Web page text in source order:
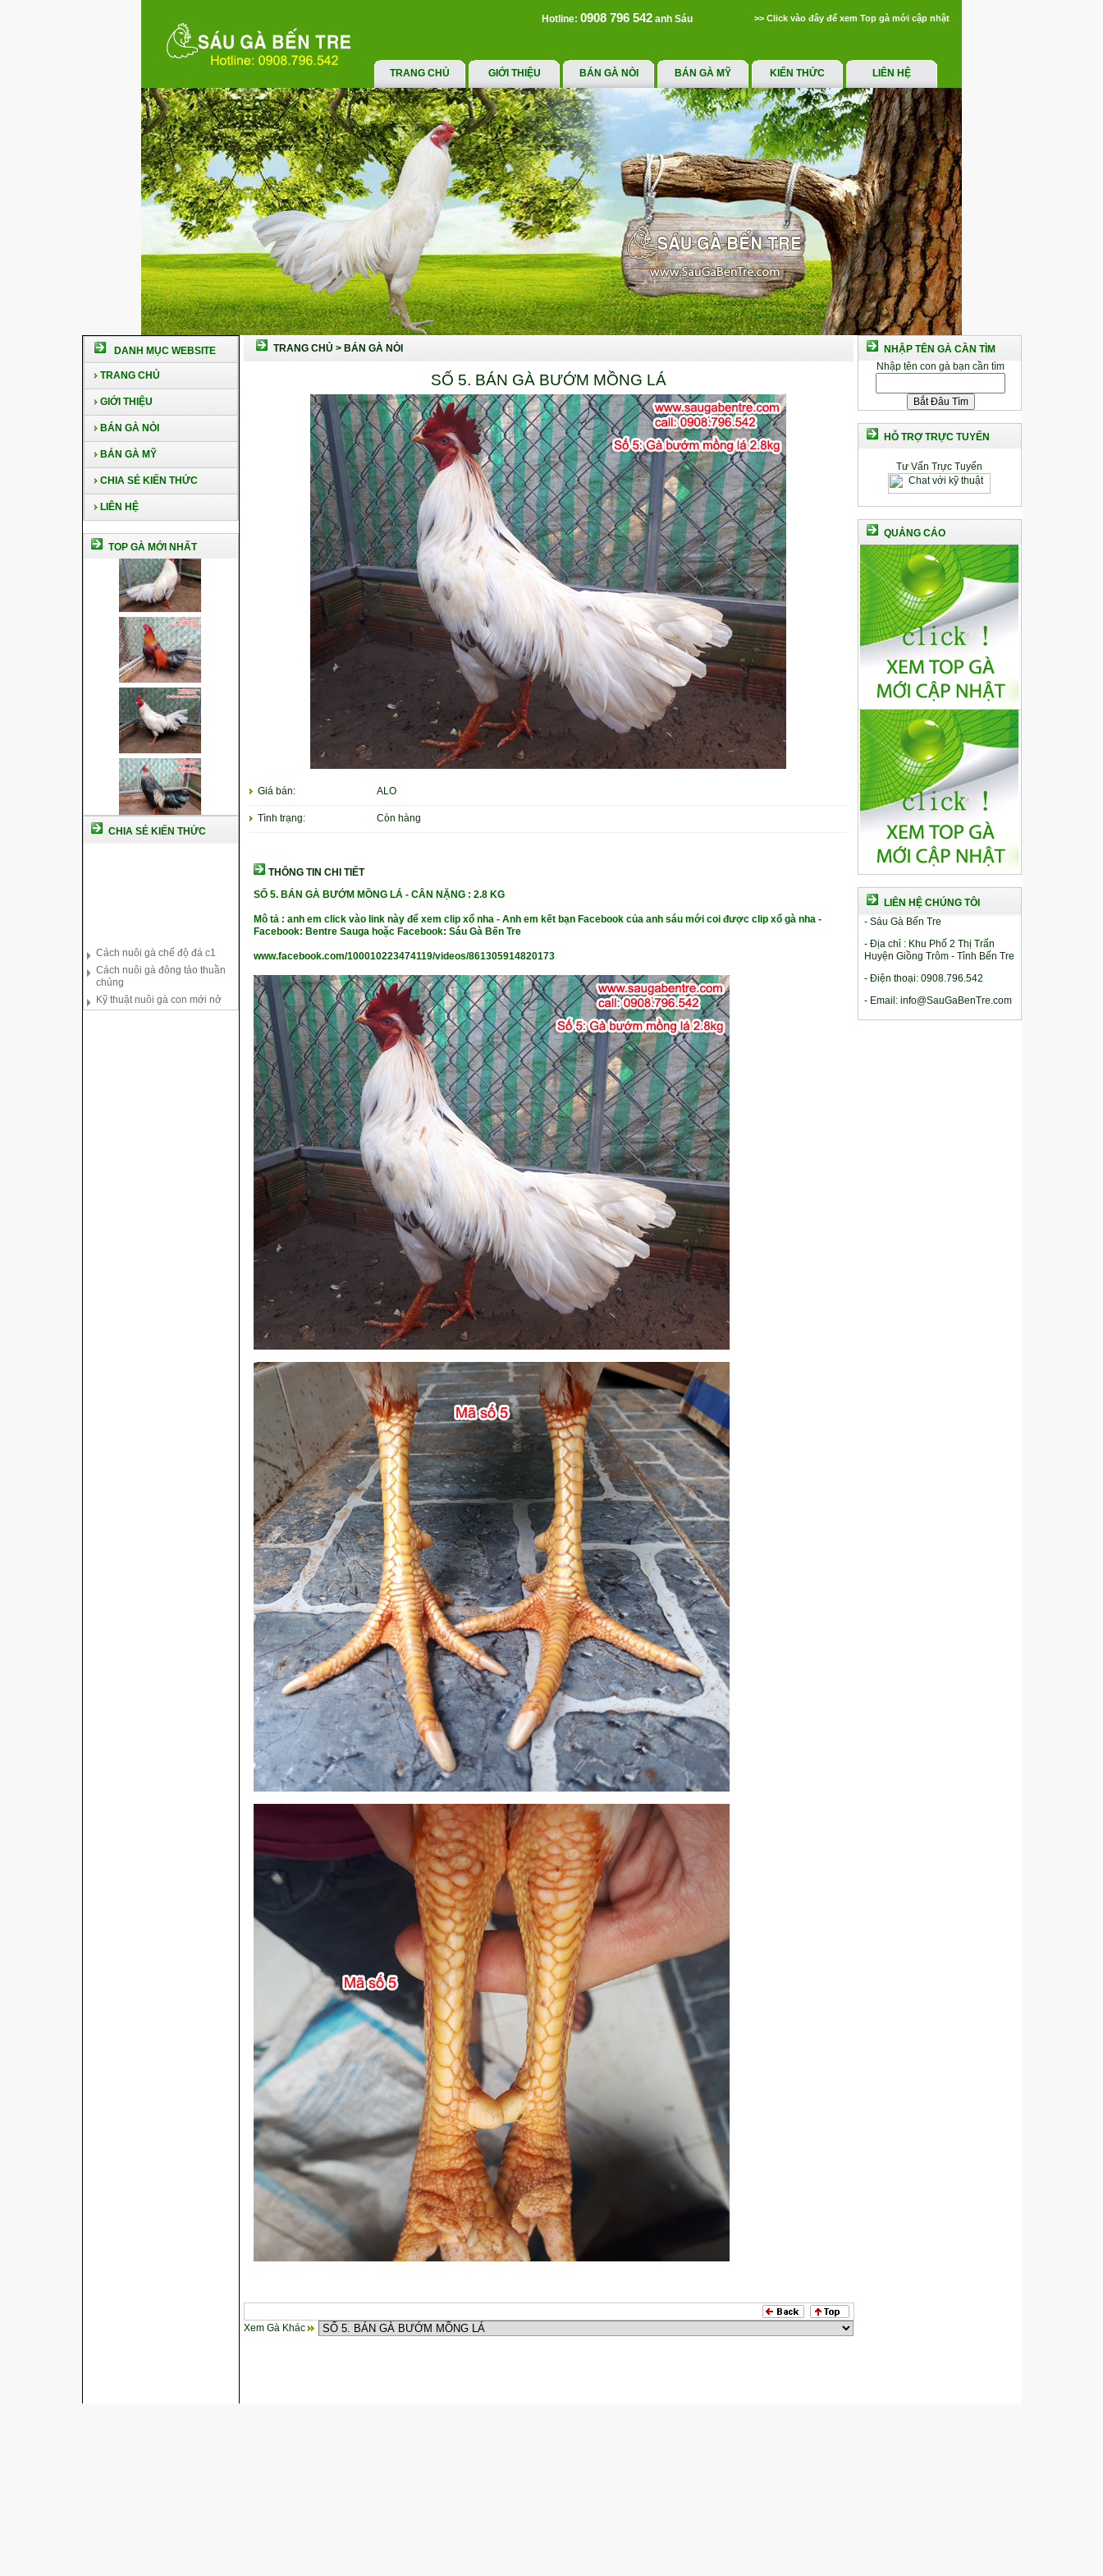
Hotline: 0908 796 542 anh Sáu >> Click vào đây để xem Top gà mới cập nhật
TRANG CHỦ GIỚI THIỆU BÁN GÀ NÒI BÁN GÀ MỸ KIẾN THỨC LIÊN HỆ
DANH MỤC WEBSITE
TRANG CHỦ
GIỚI THIỆU
BÁN GÀ NÒI
BÁN GÀ MỸ
CHIA SẺ KIẾN THỨC
LIÊN HỆ
TOP GÀ MỚI NHẤT
CHIA SẺ KIẾN THỨC
chủng
Kỹ thuật nuôi gà con mới nở
Hướng dẫn nuôi gà đá
Tại sao bạn cần biết cách nuôi
gà chọi ?
TRANG CHỦ > BÁN GÀ NÒI
SỐ 5. BÁN GÀ BƯỚM MỒNG LÁ
Giá bán: ALO
Tình trạng: Còn hàng
THÔNG TIN CHI TIẾT
SỐ 5. BÁN GÀ BƯỚM MỒNG LÁ - CÂN NẶNG : 2.8 KG
Mô tả : anh em click vào link này để xem clip xổ nha - Anh em kết bạn Facebook của anh sáu mới coi được clip xổ gà nha -
Facebook: Bentre Sauga hoặc Facebook: Sáu Gà Bến Tre
www.facebook.com/100010223474119/videos/861305914820173
Xem Gà Khác
NHẬP TÊN GÀ CẦN TÌM
Nhập tên con gà bạn cần tìm
HỖ TRỢ TRỰC TUYẾN
Tư Vấn Trực Tuyến
QUẢNG CÁO
LIÊN HỆ CHÚNG TÔI
- Sáu Gà Bến Tre
- Địa chỉ : Khu Phố 2 Thị Trấn
Huyện Giồng Trôm - Tỉnh Bến Tre
- Điện thoại: 0908.796.542
- Email: info@SauGaBenTre.com